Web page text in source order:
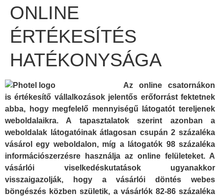
ONLINE
ÉRTÉKESÍTÉS
HATÉKONYSÁGA
Az online csatornákon
is értékesítő vállalkozások jelentős erőforrást fektetnek
abba, hogy megfelelő mennyiségű látogatót tereljenek
weboldalaikra. A tapasztalatok szerint azonban a
weboldalak látogatóinak átlagosan csupán 2 százaléka
vásárol egy weboldalon, míg a látogatók 98 százaléka
információszerzésre használja az online felületeket. A
vásárlói viselkedéskutatások ugyanakkor
visszaigazolják, hogy a vásárlói döntés webes
böngészés közben születik, a vásárlók 82-86 százaléka